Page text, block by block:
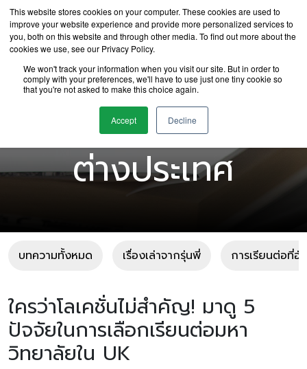
This website stores cookies on your computer. These cookies are used to
improve your website experience and provide more personalized services to
you, both on this website and through other media. To find out more about the
cookies we use, see our Privacy Policy.
We won't track your information when you visit our site. But in order to
comply with your preferences, we'll have to use just one tiny cookie so
that you're not asked to make this choice again.
Accept Decline
บทความเรียนต่อ
ต่างประเทศ
บทความทั้งหมด เรื่องเล่าจากรุ่นพี่ การเรียนต่อที่
ใครว่าโลเคชั่นไม่สำคัญ! มาดู 5
ปัจจัยในการเลือกเรียนต่อมหา
วิทยาลัยใน UK